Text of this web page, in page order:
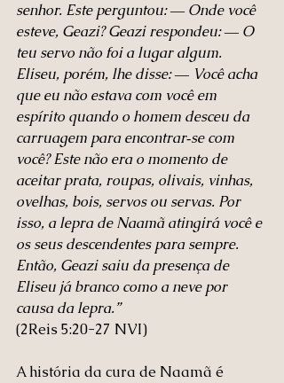
senhor. Este perguntou: ― Onde você
esteve, Geazi? Geazi respondeu: ― O
teu servo não foi a lugar algum.
Eliseu, porém, lhe disse: ― Você acha
que eu não estava com você em
espírito quando o homem desceu da
carruagem para encontrar‑se com
você? Este não era o momento de
aceitar prata, roupas, olivais, vinhas,
ovelhas, bois, servos ou servas. Por
isso, a lepra de Naamã atingirá você e
os seus descendentes para sempre.
Então, Geazi saiu da presença de
Eliseu já branco como a neve por
causa da lepra.”
(2Reis‬ ‭5‬:‭20‬-‭27‬ ‭NVI)
A história da cura de Naamã é